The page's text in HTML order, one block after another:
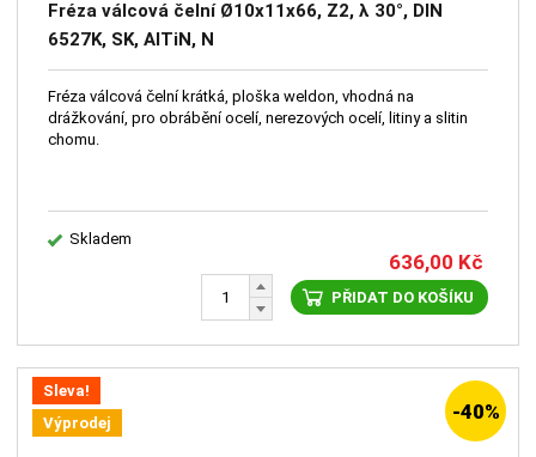
Fréza válcová čelní Ø10x11x66, Z2, λ 30°, DIN
6527K, SK, AlTiN, N
Fréza válcová čelní krátká, ploška weldon, vhodná na
drážkování, pro obrábění ocelí, nerezových ocelí, litiny a slitin
chomu.
Skladem
636,00 Kč
PŘIDAT DO KOŠÍKU
Sleva!
Výprodej
-40%